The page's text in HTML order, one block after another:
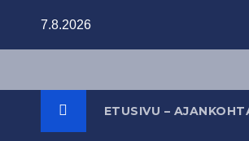
7.8.2026
ETUSIVU –